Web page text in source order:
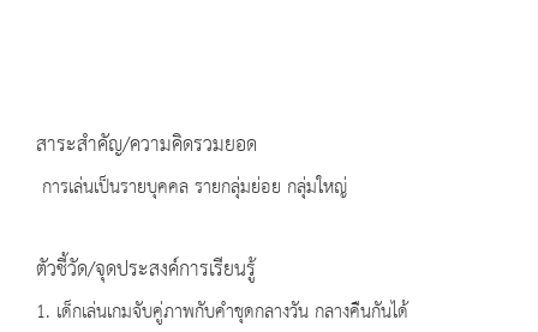
สาระสำคัญ/ความคิดรวมยอด
การเล่นเป็นรายบุคคล รายกลุ่มย่อย กลุ่มใหญ่
ตัวชี้วัด/จุดประสงค์การเรียนรู้
1. เด็กเล่นเกมจับคู่ภาพกับคำชุดกลางวัน กลางคืนกันได้